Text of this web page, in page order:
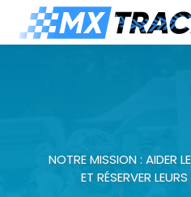
Log
in
NOTRE MISSION : AIDER
ET RÉSERVER